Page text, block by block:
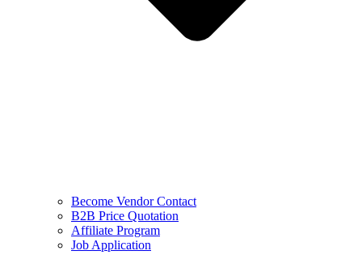
Become Vendor Contact
B2B Price Quotation
Affiliate Program
Job Application